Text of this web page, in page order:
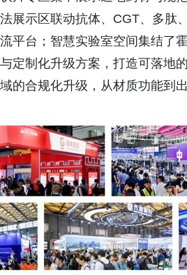
展示区联动抗体、CGT、多肽
平台；智慧实验室空间集结了
定制化升级方案，打造可落地
的合规化升级，从材质功能到